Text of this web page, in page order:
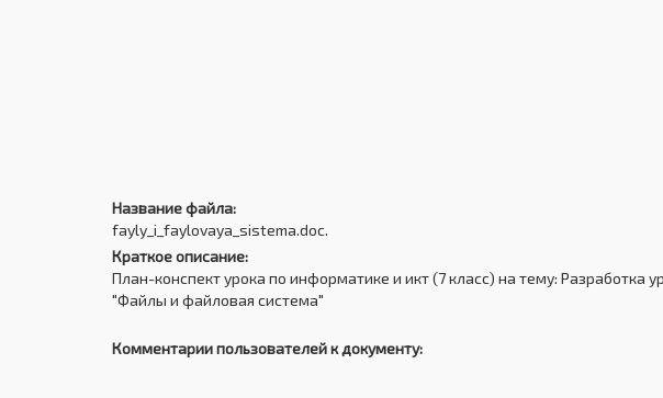
Название файла:
fayly_i_faylovaya_sistema.doc.
Краткое описание:
План-конспект урока по информатике и икт (7 класс) на тему: Разработка
"Файлы и файловая система"
Комментарии пользователей к документу: